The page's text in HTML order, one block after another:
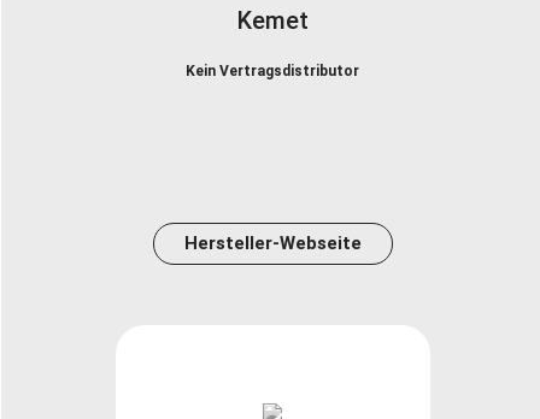
Kemet
Kein Vertragsdistributor
Hersteller-Webseite